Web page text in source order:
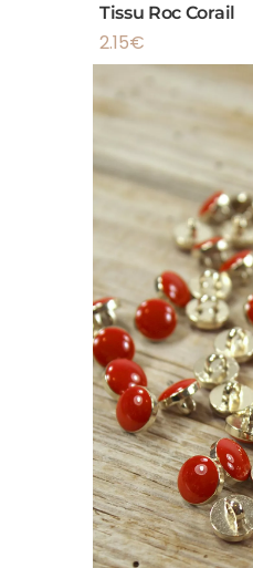
Tissu Roc Corail
2.15€